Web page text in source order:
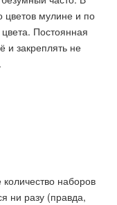
цветов мулине и по
цвета. Постоянная
и закреплять не
наборов
ни разу (правда,